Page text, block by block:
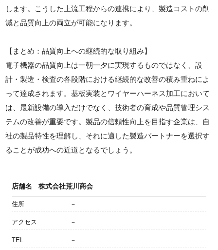
します。こうした上流工程からの連携により、製造コストの削
減と品質向上の両立が可能になります。
【まとめ：品質向上への継続的な取り組み】
電子機器の品質向上は一朝一夕に実現するものではなく、設
計・製造・検査の各段階における継続的な改善の積み重ねによ
って達成されます。基板実装とワイヤーハーネス加工において
は、最新設備の導入だけでなく、技術者の育成や品質管理シス
テムの改善が重要です。製品の信頼性向上を目指す企業は、自
社の製品特性を理解し、それに適した製造パートナーを選択す
ることが成功への近道となるでしょう。
店舗名 株式会社荒川商会
住所 －
アクセス －
TEL －